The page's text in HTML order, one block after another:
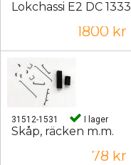
Lokchassi E2 DC 1333
1800 kr
31512-1531 I lager
Skåp, räcken m.m.
78 kr